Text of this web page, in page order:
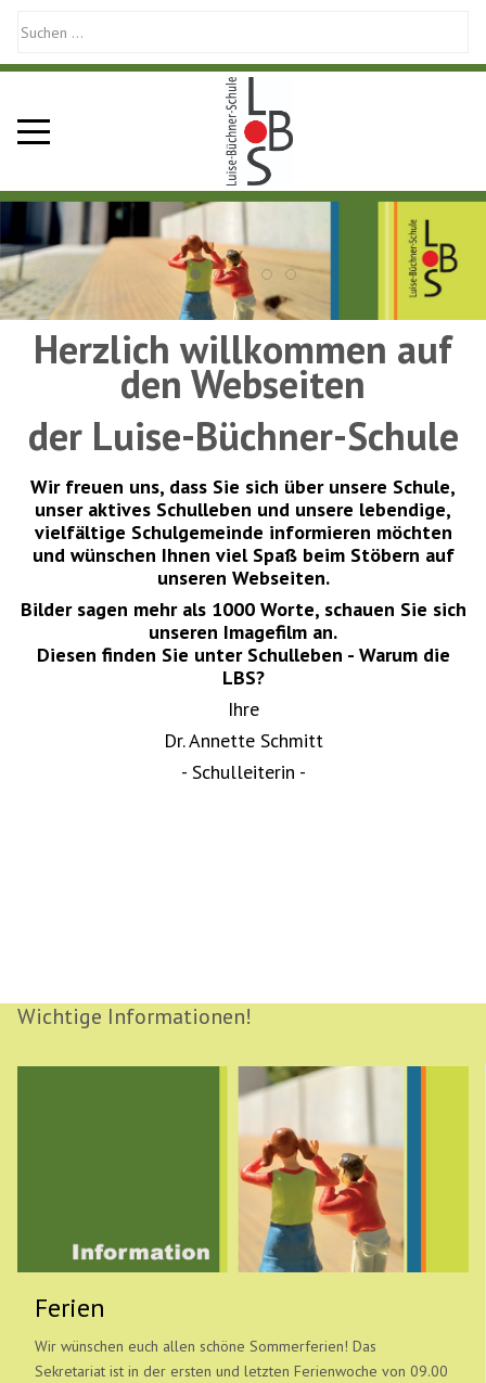
Mobile Menu Toggle
Herzlich willkommen auf
den Webseiten
der Luise-Büchner-Schule
Wir freuen uns, dass Sie sich über unsere Schule,
unser aktives Schulleben und unsere lebendige,
vielfältige Schulgemeinde informieren möchten
und wünschen Ihnen viel Spaß beim Stöbern auf
unseren Webseiten.
Bilder sagen mehr als 1000 Worte, schauen Sie sich
unseren Imagefilm an.
Diesen finden Sie unter Schulleben - Warum die
LBS?
Ihre
Dr. Annette Schmitt
- Schulleiterin -
Wichtige Informationen!
Ferien
Wir wünschen euch allen schöne Sommerferien! Das
Sekretariat ist in der ersten und letzten Ferienwoche von 09.00